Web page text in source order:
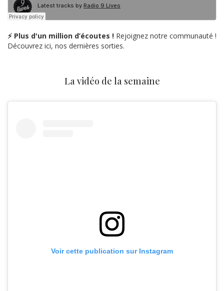
⚡ Plus d'un million d’écoutes ! Rejoignez notre communauté !
Découvrez ici, nos dernières sorties.
La vidéo de la semaine
Voir cette publication sur Instagram